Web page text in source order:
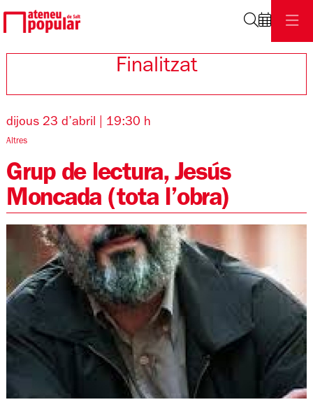
Finalitzat
dijous 23 d’abril 19:30 h
Altres
Grup de lectura, Jesús
Moncada (tota l’obra)